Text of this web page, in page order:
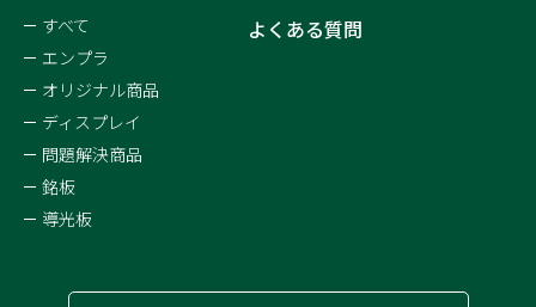
すべて
エンプラ
オリジナル商品
ディスプレイ
問題解決商品
銘板
導光板
よくある質問